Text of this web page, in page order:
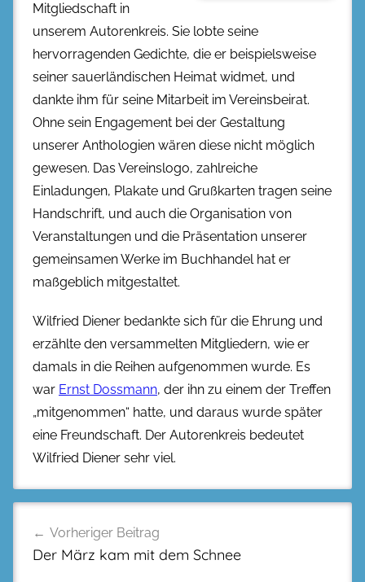
Mitgliedschaft in
unserem Autorenkreis. Sie lobte seine
hervorragenden Gedichte, die er beispielsweise
seiner sauerländischen Heimat widmet, und
dankte ihm für seine Mitarbeit im Vereinsbeirat.
Ohne sein Engagement bei der Gestaltung
unserer Anthologien wären diese nicht möglich
gewesen. Das Vereinslogo, zahlreiche
Einladungen, Plakate und Grußkarten tragen seine
Handschrift, und auch die Organisation von
Veranstaltungen und die Präsentation unserer
gemeinsamen Werke im Buchhandel hat er
maßgeblich mitgestaltet.
Wilfried Diener bedankte sich für die Ehrung und
erzählte den versammelten Mitgliedern, wie er
damals in die Reihen aufgenommen wurde. Es
war Ernst Dossmann, der ihn zu einem der Treffen
„mitgenommen“ hatte, und daraus wurde später
eine Freundschaft. Der Autorenkreis bedeutet
Wilfried Diener sehr viel.
Vorheriger Beitrag
Der März kam mit dem Schnee